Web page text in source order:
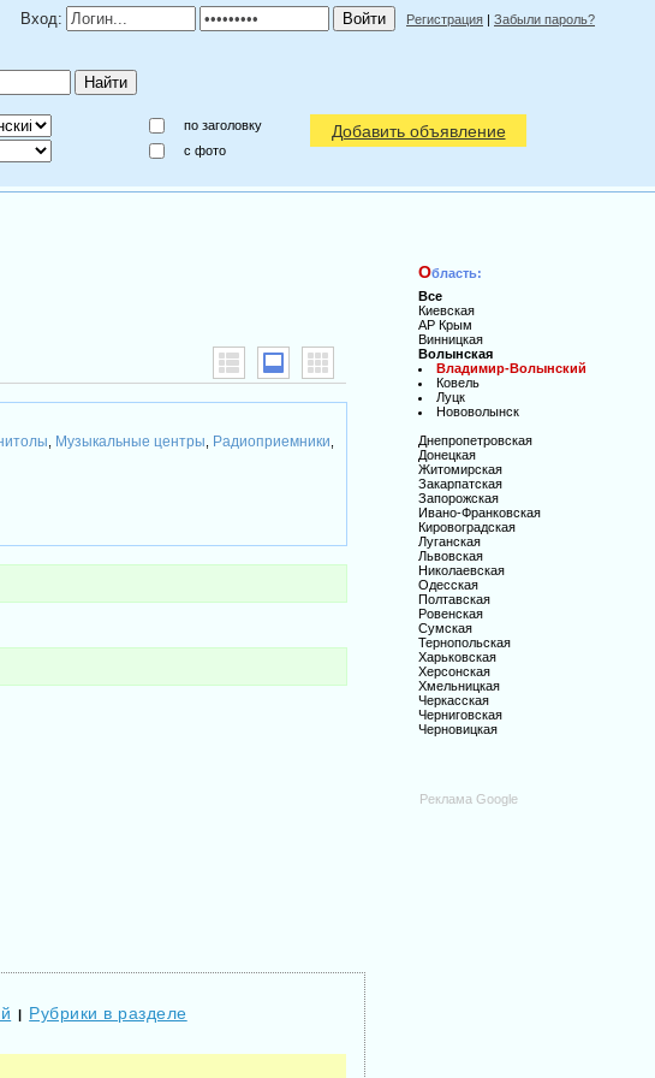
Вход: Регистрация | Забыли пароль?
по заголовку
c фото
Добавить объявление
Музыкальные центры Радиоприемники
| Рубрики в разделе
Область:
Все
Киевская
АР Крым
Винницкая
Волынская
Владимир-Волынский
Ковель
Луцк
Нововолынск
Днепропетровская
Донецкая
Житомирская
Закарпатская
Запорожская
Ивано-Франковская
Кировоградская
Луганская
Львовская
Николаевская
Одесская
Полтавская
Ровенская
Сумская
Тернопольская
Харьковская
Херсонская
Хмельницкая
Черкасская
Черниговская
Черновицкая
Реклама Google